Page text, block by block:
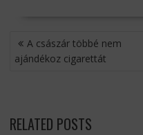
BEJEGYZÉS
NAVIGÁCIÓ
A császár többé nem
ajándékoz cigarettát
RELATED POSTS